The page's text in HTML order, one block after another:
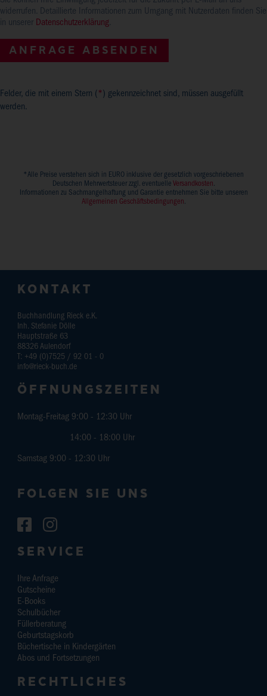
widerrufen. Detaillierte Informationen zum Umgang mit Nutzerdaten finden Sie
in unserer Datenschutzerklärung
Felder, die mit einem Stern ( * ) gekennzeichnet sind, müssen ausgefüllt
werden.
*Alle Preise verstehen sich in EURO inklusive der gesetzlich vorgeschriebenen
Deutschen Mehrwertsteuer zzgl. eventuelle Versandkosten.
Informationen zu Sachmangelhaftung und Garantie entnehmen Sie bitte unseren
Allgemeinen Geschäftsbedingungen.
KONTAKT
Buchhandlung Rieck e.K.
Inh. Stefanie Dölle
Hauptstraße 63
88326 Aulendorf
T: +49 (0)7525 / 92 01 - 0
info@rieck-buch.de
ÖFFNUNGSZEITEN
Montag-Freitag 9:00 - 12:30 Uhr
14:00 - 18:00 Uhr
Samstag 9:00 - 12:30 Uhr
FOLGEN SIE UNS
SERVICE
Ihre Anfrage
Gutscheine
E-Books
Schulbücher
Füllerberatung
Geburtstagskorb
Büchertische in Kindergärten
Abos und Fortsetzungen
RECHTLICHES